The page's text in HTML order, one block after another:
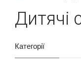
Дитячі
Категорії